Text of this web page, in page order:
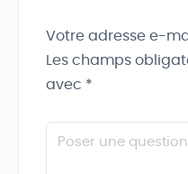
Votre adresse e-
Les champs
avec *